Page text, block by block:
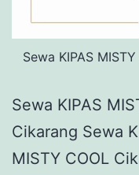
Sewa KIPAS
Sewa KIPAS
Cikarang Sewa
MISTY COOL